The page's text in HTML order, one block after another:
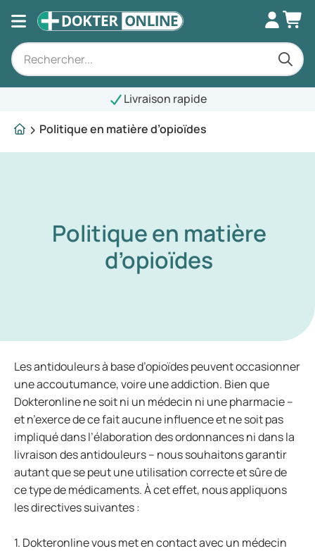
Livraison rapide
Politique en matière d’opioïdes
Politique en matière
d’opioïdes
Les antidouleurs à base d’opioïdes peuvent occasionner
une accoutumance, voire une addiction. Bien que
Dokteronline ne soit ni un médecin ni une pharmacie –
et n’exerce de ce fait aucune influence et ne soit pas
impliqué dans l’élaboration des ordonnances ni dans la
livraison des antidouleurs – nous souhaitons garantir
autant que se peut une utilisation correcte et sûre de
ce type de médicaments. À cet effet, nous appliquons
les directives suivantes :
1. Dokteronline vous met en contact avec un médecin